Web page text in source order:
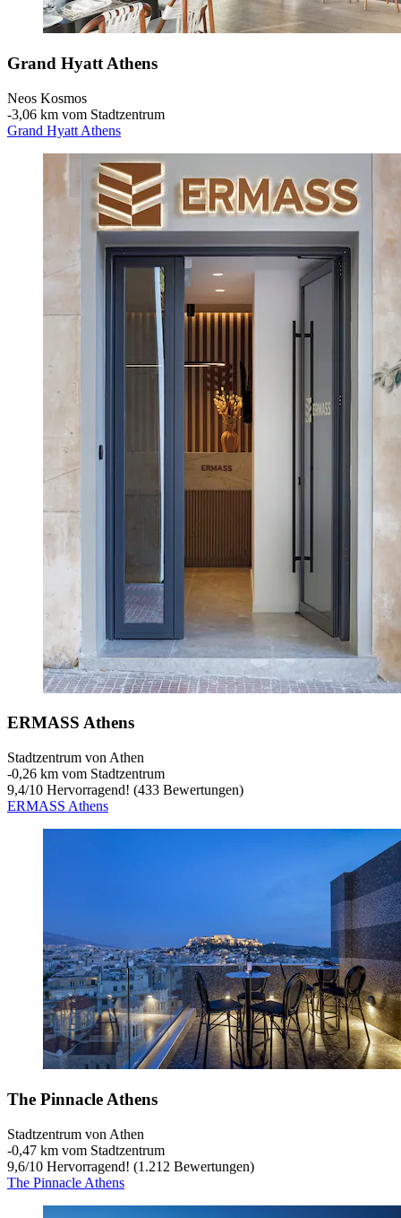
Grand Hyatt Athens
Neos Kosmos
‐3,06 km vom Stadtzentrum
Grand Hyatt Athens
ERMASS Athens
Stadtzentrum von Athen
‐0,26 km vom Stadtzentrum
9,4/10 Hervorragend! (433 Bewertungen)
ERMASS Athens
The Pinnacle Athens
Stadtzentrum von Athen
‐0,47 km vom Stadtzentrum
9,6/10 Hervorragend! (1.212 Bewertungen)
The Pinnacle Athens